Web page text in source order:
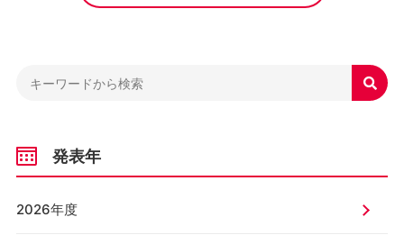

発表年
2026年度